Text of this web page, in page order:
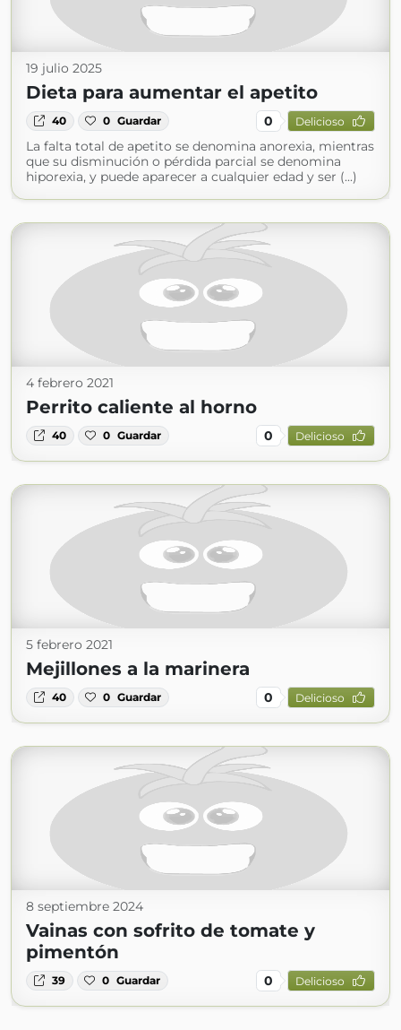
19 julio 2025
Dieta para aumentar el apetito
40 0 Guardar 0 Delicioso
La falta total de apetito se denomina anorexia, mientras
que su disminución o pérdida parcial se denomina
hiporexia, y puede aparecer a cualquier edad y ser (...)
4 febrero 2021
Perrito caliente al horno
40 0 Guardar 0 Delicioso
5 febrero 2021
Mejillones a la marinera
40 0 Guardar 0 Delicioso
8 septiembre 2024
Vainas con sofrito de tomate y
pimentón
39 0 Guardar 0 Delicioso